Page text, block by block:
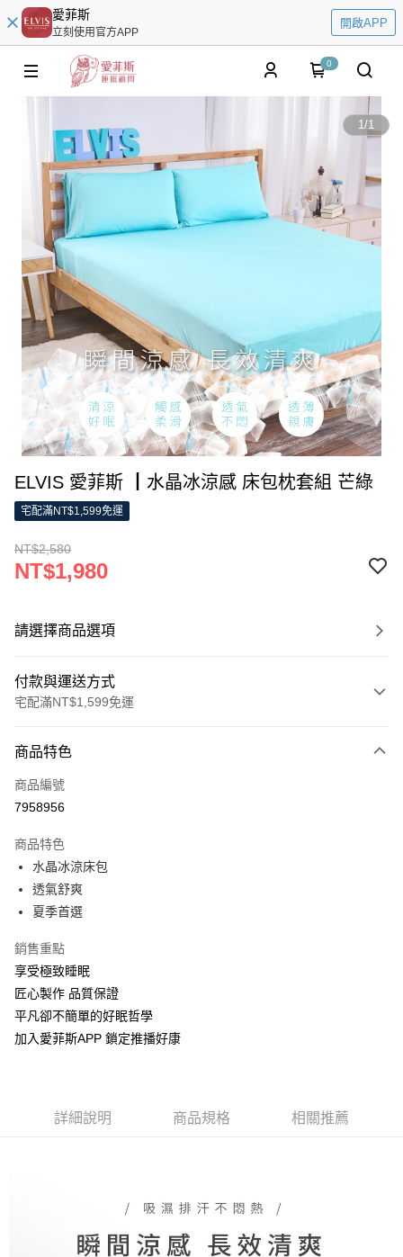
愛菲斯
立刻使用官方APP
開啟APP
0
1/1
ELVIS 愛菲斯 ┃水晶冰涼感 床包枕套組 芒綠
宅配滿NT$1,599免運
NT$2,580
NT$1,980
請選擇商品選項
付款與運送方式
宅配滿NT$1,599免運
信用卡一次付款
LINE Pay
街口支付
全盈+PAY
運送方式
物流宅配
每筆NT$150，滿NT$1,599(含以上)免運費
商品特色
商品編號
7958956
商品特色
水晶冰涼床包
透氣舒爽
夏季首選
銷售重點
享受極致睡眠
匠心製作 品質保證
平凡卻不簡單的好眠哲學
加入愛菲斯APP 鎖定推播好康
詳細說明 商品規格 相關推薦